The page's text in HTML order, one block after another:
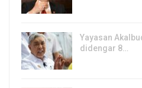
Yayasan
didengar 8…